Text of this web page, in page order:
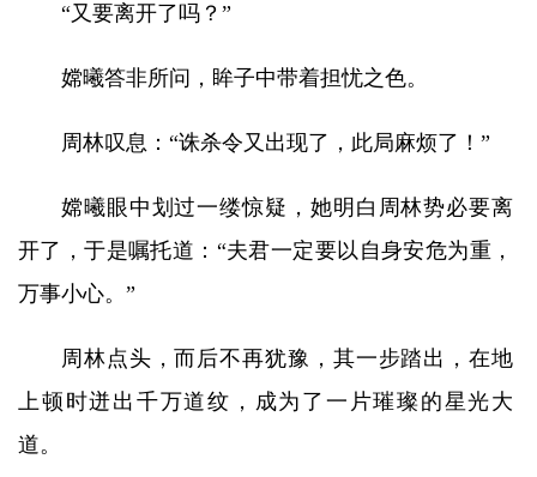
“又要离开了吗？”
嫦曦答非所问，眸子中带着担忧之色。
周林叹息：“诛杀令又出现了，此局麻烦了！”
嫦曦眼中划过一缕惊疑，她明白周林势必要离
开了，于是嘱托道：“夫君一定要以自身安危为重，
万事小心。”
周林点头，而后不再犹豫，其一步踏出，在地
上顿时迸出千万道纹，成为了一片璀璨的星光大
道。